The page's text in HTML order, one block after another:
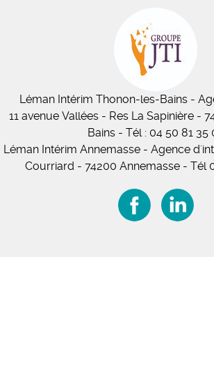
Léman Intérim Thonon-les-Bains -
11avenue Vallées- Res La Sapinière -
Bains - Tél : 04 50 81 35
Léman Intérim Annemasse - Agence
Courriard - 74200 Annemasse - Tél